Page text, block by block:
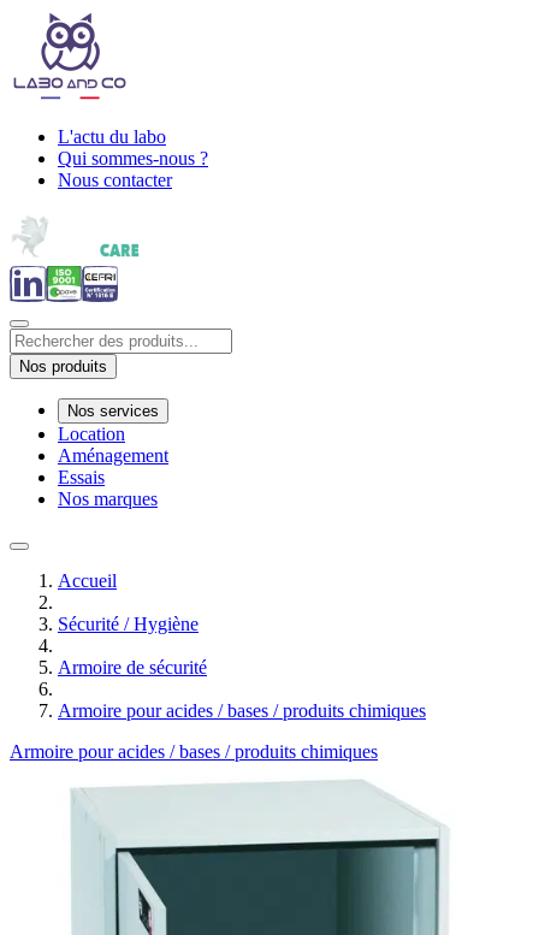
L'actu du labo
Qui sommes-nous ?
Nous contacter
Nos produits
Nos services
Location
Aménagement
Essais
Nos marques
Accueil
Sécurité / Hygiène
Armoire de sécurité
Armoire pour acides / bases / produits chimiques
Armoire pour acides / bases / produits chimiques